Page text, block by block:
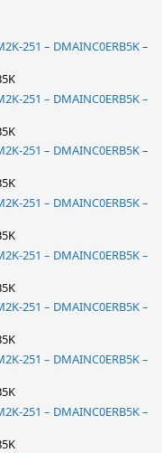
251 – DMAINC0ERB5K –
251 – DMAINC0ERB5K –
251 – DMAINC0ERB5K –
251 – DMAINC0ERB5K –
251 – DMAINC0ERB5K –
251 – DMAINC0ERB5K –
251 – DMAINC0ERB5K –
251 – DMAINC0ERB5K –